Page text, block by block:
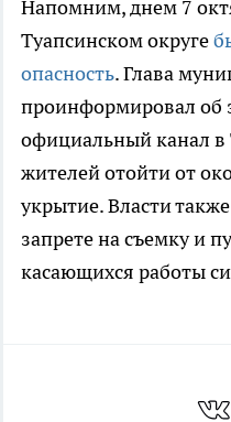
Напомним, днем 7
Туапсинском округе
опасность. Глава
проинформировал об
официальный канал в
жителей отойти от
укрытие. Власти
запрете на съемку и
касающихся работы